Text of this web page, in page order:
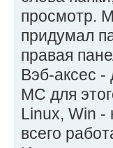
просмотр.
придумал
правая
Вэб-аксес -
МС для
Linux, Win -
всего